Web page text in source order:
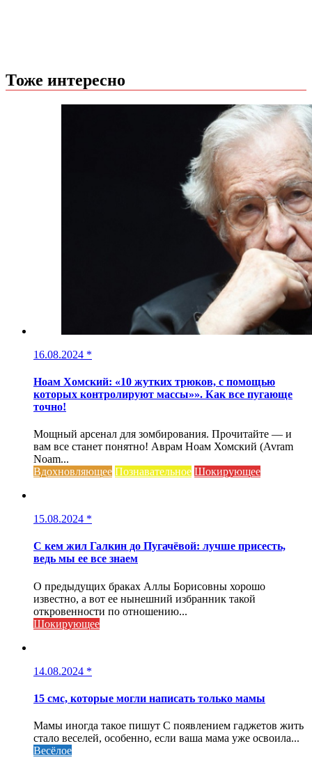
Тоже интересно
16.08.2024 *
Ноам Хомский: «10 жутких трюков, с помощью
которых контролируют массы»». Как все пугающе
точно!
Мощный арсенал для зомбирования. Прочитайте — и
вам все станет понятно! Аврам Ноам Хомский (Avram
Noam...
Вдохновляющее Познавательное Шокирующее
15.08.2024 *
С кем жил Галкин до Пугачёвой: лучше присесть,
ведь мы ее все знаем
О предыдущих браках Аллы Борисовны хорошо
известно, а вот ее нынешний избранник такой
откровенности по отношению...
Шокирующее
14.08.2024 *
15 смс, которые могли написать только мамы
Мамы иногда такое пишут С появлением гаджетов жить
стало веселей, особенно, если ваша мама уже освоила...
Весёлое